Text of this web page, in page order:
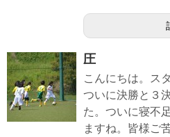
圧
こんにちは。ス
ついに決勝と３
た。ついに寝不
ますね。皆様ご